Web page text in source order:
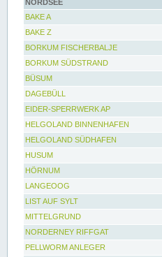
NORDSEE
BAKE A
BAKE Z
BORKUM FISCHERBALJE
BORKUM SÜDSTRAND
BÜSUM
DAGEBÜLL
EIDER-SPERRWERK AP
HELGOLAND BINNENHAFEN
HELGOLAND SÜDHAFEN
HUSUM
HÖRNUM
LANGEOOG
LIST AUF SYLT
MITTELGRUND
NORDERNEY RIFFGAT
PELLWORM ANLEGER